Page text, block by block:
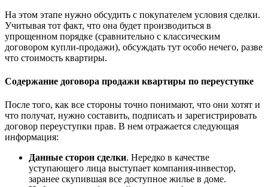
На этом этапе нужно обсудить с покупателем условия сделки.
Учитывая тот факт, что она будет производиться в
упрощенном порядке (сравнительно с классическим
договором купли-продажи), обсуждать тут особо нечего, разве
что стоимость квартиры.
Содержание договора продажи квартиры по переуступке
После того, как все стороны точно понимают, что они хотят и
что получат, нужно составить, подписать и зарегистрировать
договор переуступки прав. В нем отражается следующая
информация:
Данные сторон сделки. Нередко в качестве
уступающего лица выступает компания-инвестор,
заранее скупившая все доступное жилье в доме.